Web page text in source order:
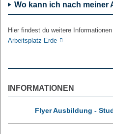
Wo kann ich nach meiner
Hier findest du weitere
Arbeitsplatz Erde
INFORMATIONEN
Flyer Ausbildung -